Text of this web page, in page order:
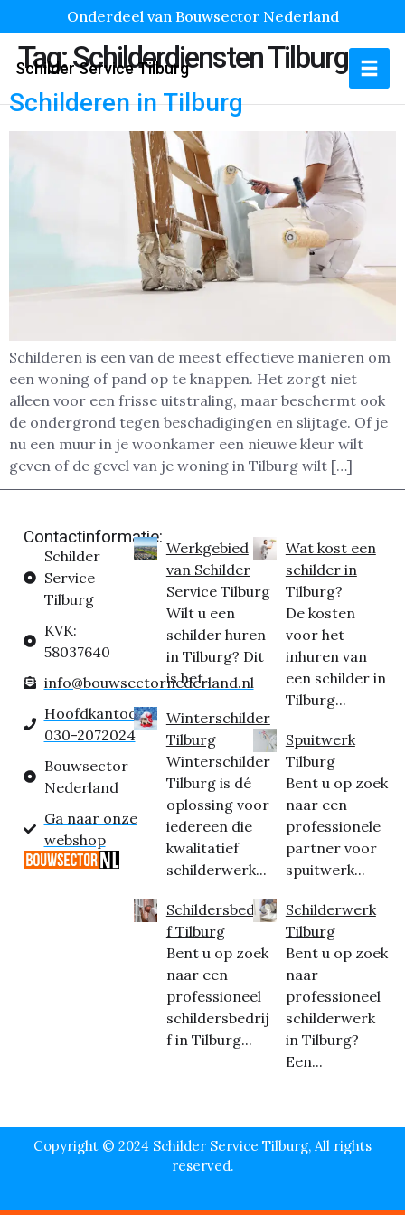
Onderdeel van Bouwsector Nederland
Schilder Service Tilburg
Tag:Schilderdiensten Tilburg
Schilderen in Tilburg
Schilderen is een van de meest effectieve manieren om
een woning of pand op te knappen. Het zorgt niet
alleen voor een frisse uitstraling, maar beschermt ook
de ondergrond tegen beschadigingen en slijtage. Of je
nu een muur in je woonkamer een nieuwe kleur wilt
geven of de gevel van je woning in Tilburg wilt […]
Contactinformatie:
Schilder
Service
Tilburg
KVK:
58037640
info@bouwsectornederland.nl
Hoofdkantoor:
030-2072024
Bouwsector
Nederland
Ga naar onze
webshop
Werkgebied
van Schilder
Service Tilburg
Wilt u een
schilder huren
in Tilburg? Dit
is het...
Winterschilder
Tilburg
Winterschilder
Tilburg is dé
oplossing voor
iedereen die
kwalitatief
schilderwerk...
Schildersbedrij
f Tilburg
Bent u op zoek
naar een
professioneel
schildersbedrij
f in Tilburg...
Wat kost een
schilder in
Tilburg?
De kosten
voor het
inhuren van
een schilder in
Tilburg...
Spuitwerk
Tilburg
Bent u op zoek
naar een
professionele
partner voor
spuitwerk...
Schilderwerk
Tilburg
Bent u op zoek
naar
professioneel
schilderwerk
in Tilburg?
Een...
Copyright © 2024 Schilder Service Tilburg, All rights
reserved.